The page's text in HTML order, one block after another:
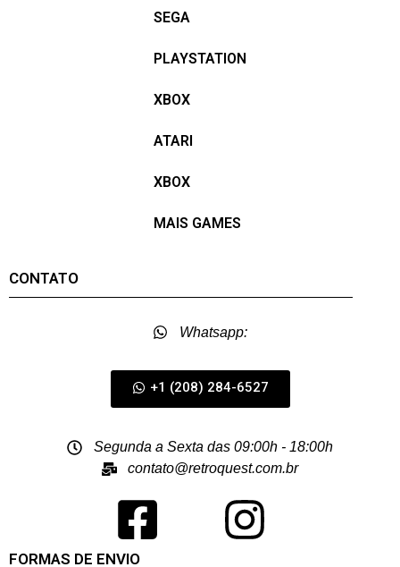
SEGA
PLAYSTATION
XBOX
ATARI
XBOX
MAIS GAMES
CONTATO
Whatsapp:
+1 (208) 284-6527
Segunda a Sexta das 09:00h - 18:00h
contato@retroquest.com.br
FORMAS DE ENVIO